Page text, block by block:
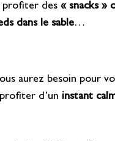
profiter des« snacks »
dans le sable…
aurez besoin pour
d’un instant